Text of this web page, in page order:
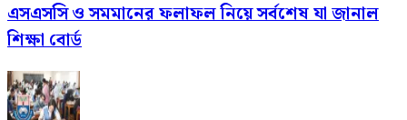
এসএসসি ও সমমানের ফলাফল নিয়ে সর্বশেষ যা জানাল
শিক্ষা বোর্ড